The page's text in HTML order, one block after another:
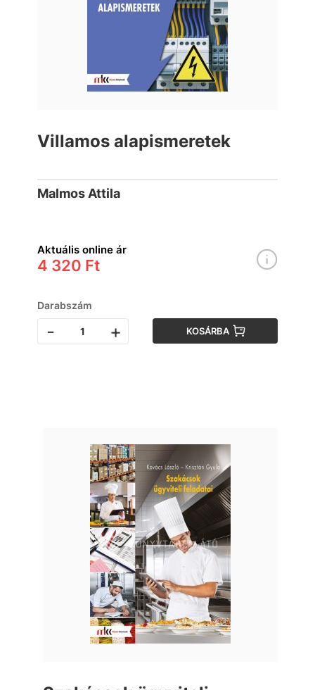
Villamos alapismeretek
Malmos Attila
Aktuális online ár
4 320 Ft
Darabszám
- + KOSÁRBA